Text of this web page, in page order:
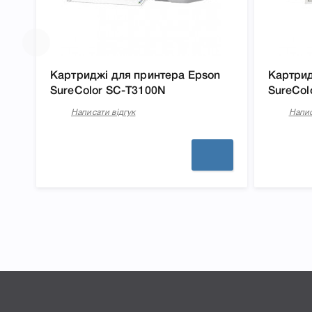
Картриджі для принтера Epson
SureColor SC-T3100N
Написати відгук